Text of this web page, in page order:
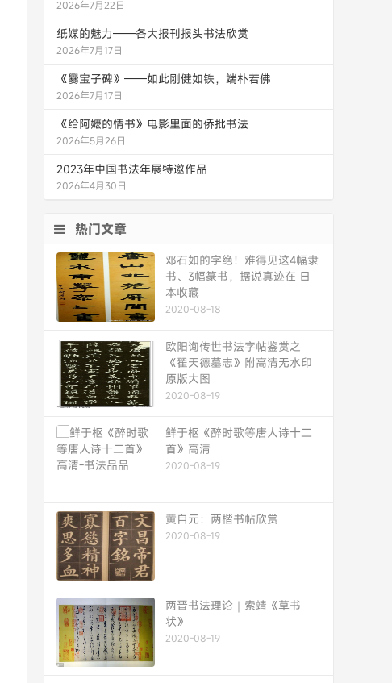
2026年7月22日
纸媒的魅力——各大报刊报头书法欣赏
2026年7月17日
《爨宝子碑》——如此刚健如铁，端朴若佛
2026年7月17日
《给阿嬷的情书》电影里面的侨批书法
2026年5月26日
2023年中国书法年展特邀作品
2026年4月30日
热门文章
邓石如的字绝！难得见这4幅隶
书、3幅篆书，据说真迹在 日
本收藏
2020-08-18
欧阳询传世书法字帖鉴赏之
《翟天德墓志》附高清无水印
原版大图
2020-08-19
鲜于枢《醉时歌等唐人诗十二
首》高清
2020-08-19
黄自元：两楷书帖欣赏
2020-08-19
两晋书法理论｜索靖《草书
状》
2020-08-19